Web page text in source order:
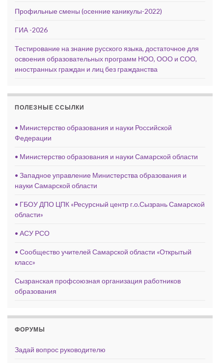
Профильные смены (осенние каникулы-2022)
ГИА -2026
Тестирование на знание русского языка, достаточное для
освоения образовательных программ НОО, ООО и СОО,
иностранных граждан и лиц без гражданства
ПОЛЕЗНЫЕ ССЫЛКИ
• Министерство образования и науки Российской
Федерации
• Министерство образования и науки Самарской области
• Западное управление Министерства образования и
науки Самарской области
• ГБОУ ДПО ЦПК «Ресурсный центр г.о.Сызрань Самарской
области»
• АСУ РСО
• Сообщество учителей Самарской области «Открытый
класс»
Сызранская профсоюзная организация работников
образования
ФОРУМЫ
Задай вопрос руководителю